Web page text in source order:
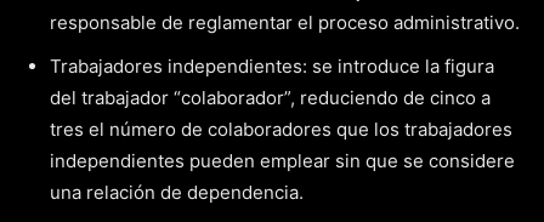
responsable de reglamentar el proceso administrativo.
Trabajadores independientes: se introduce la figura
del trabajador “colaborador”, reduciendo de cinco a
tres el número de colaboradores que los trabajadores
independientes pueden emplear sin que se considere
una relación de dependencia.